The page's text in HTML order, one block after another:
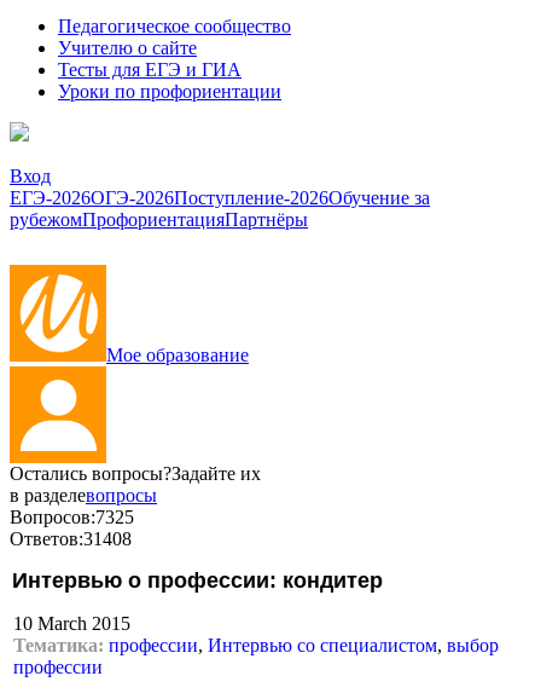
Педагогическое сообщество
Учителю о сайте
Тесты для ЕГЭ и ГИА
Уроки по профориентации
Вход
ЕГЭ-2026ОГЭ-2026Поступление-2026Обучение за
рубежомПрофориентацияПартнёры
Мое образование
Остались вопросы?Задайте их
в разделевопросы
Вопросов:7325
Ответов:31408
Интервью о профессии: кондитер
10 March 2015
Тематика: профессии, Интервью со специалистом, выбор
профессии